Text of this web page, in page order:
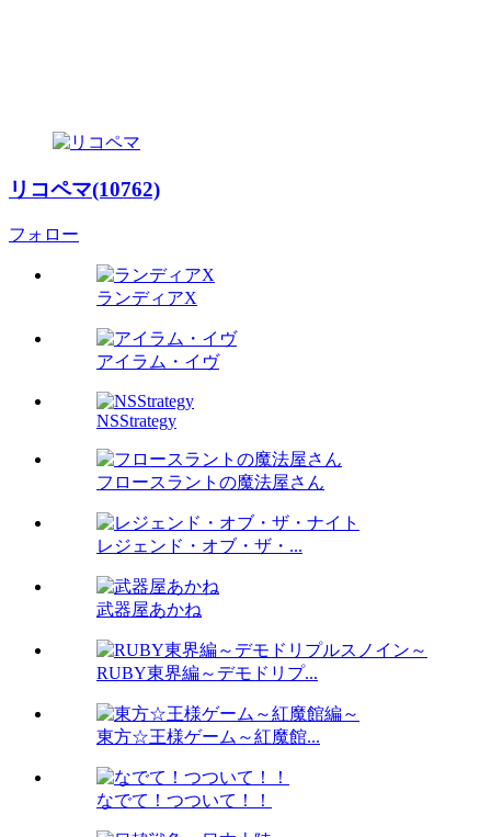
リコペマ(10762)
フォロー
ランディアX
アイラム・イヴ
NSStrategy
フロースラントの魔法屋さん
レジェンド・オブ・ザ・...
武器屋あかね
RUBY東界編～デモドリプ...
東方☆王様ゲーム～紅魔館...
なでて！つついて！！